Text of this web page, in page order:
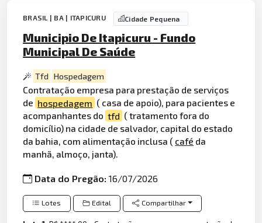
BRASIL | BA | ITAPICURU Cidade Pequena
Municipio De Itapicuru - Fundo
Municipal De Saúde
Tfd Hospedagem
Contratação empresa para prestação de serviços
de hospedagem ( casa de apoio), para pacientes e
acompanhantes do tfd ( tratamento fora do
domicílio) na cidade de salvador, capital do estado
da bahia, com alimentação inclusa ( café da
manhã, almoço, janta).
Data do Pregão:16/07/2026
Lotes Edital Compartilhar